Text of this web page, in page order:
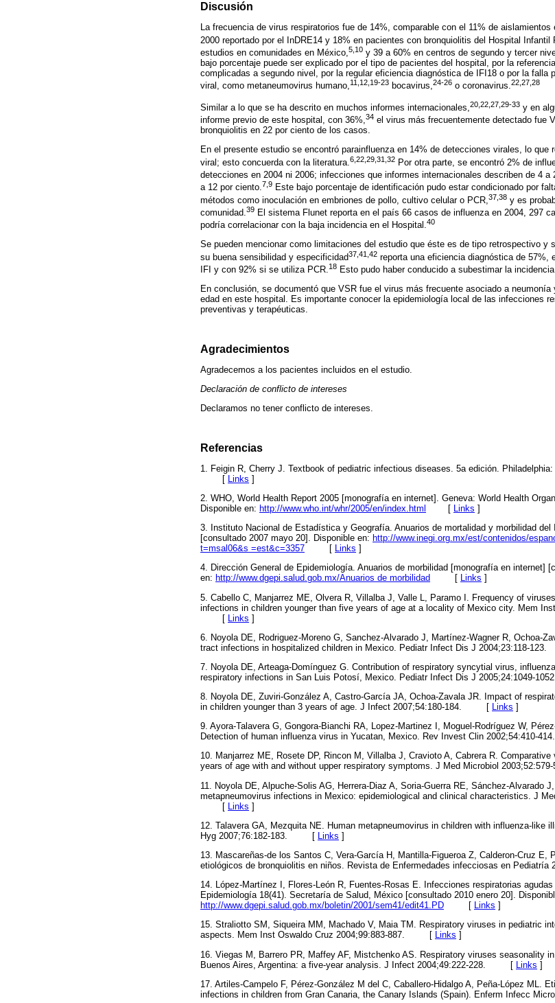
Discusión
La frecuencia de virus respiratorios fue de 14%, comparable con el 11% de
2000 reportado por el InDRE14 y 18% en pacientes con bronquiolitis del Hospital Infantil
estudios en comunidades en México, 5,10 y 39 a 60% en centros de segundo y tercer
bajo porcentaje puede ser explicado por el tipo de pacientes del hospital, por la
complicadas a segundo nivel, por la regular eficiencia diagnóstica de IFI18 o por la falla
viral, como metaneumovirus humano,11,12,19-23 bocavirus,24-26 o coronavirus.22,27,28
Similar a lo que se ha descrito en muchos informes internacionales, 20,22,27,29-33 y en
informe previo de este hospital, con 36%,34 el virus más frecuentemente detectado fue
bronquiolitis en 22 por ciento de los casos.
En el presente estudio se encontró parainfluenza en 14% de detecciones virales, lo que
viral; esto concuerda con la literatura. 6,22,29,31,32 Por otra parte, se encontró 2% de
detecciones en 2004 ni 2006; infecciones que informes internacionales describen de 4 a
a 12 por ciento.7,9 Este bajo porcentaje de identificación pudo estar condicionado por
métodos como inoculación en embriones de pollo, cultivo celular o PCR, 37,38 y es
comunidad. 39 El sistema Flunet reporta en el país 66 casos de influenza en 2004, 297
podría correlacionar con la baja incidencia en el Hospital.40
Se pueden mencionar como limitaciones del estudio que éste es de tipo retrospectivo y
su buena sensibilidad y especificidad37,41,42 reporta una eficiencia diagnóstica de 57%,
IFI y con 92% si se utiliza PCR.18 Esto pudo haber conducido a subestimar la
En conclusión, se documentó que VSR fue el virus más frecuente asociado a
edad en este hospital. Es importante conocer la epidemiología local de las infecciones
preventivas y terapéuticas.
Agradecimientos
Agradecemos a los pacientes incluidos en el estudio.
Declaración de conflicto de intereses
Declaramos no tener conflicto de intereses.
Referencias
1. Feigin R, Cherry J. Textbook of pediatric infectious diseases. 5a edición.
[
Links ]
2. WHO, World Health Report 2005 [monografía en internet]. Geneva: World Health
Disponible en: http://www.who.int/whr/2005/en/index.html [ Links ]
3. Instituto Nacional de Estadística y Geografía. Anuarios de mortalidad y morbilidad del
[consultado 2007 mayo 20]. Disponible en: http://www.inegi.org.mx/est/contenidos/
t=msal06&s =est&c=3357
[ Links ]
4. Dirección General de Epidemiología. Anuarios de morbilidad [monografía en internet]
en: http://www.dgepi.salud.gob.mx/Anuarios de morbilidad [ Links ]
5. Cabello C, Manjarrez ME, Olvera R, Villalba J, Valle L, Paramo I. Frequency of
infections in children younger than five years of age at a locality of Mexico city. Mem
[ Links ]
6. Noyola DE, Rodriguez-Moreno G, Sanchez-Alvarado J, Martínez-Wagner R, Ochoa-
tract infections in hospitalized children in Mexico. Pediatr Infect Dis J 2004;23:118-
7. Noyola DE, Arteaga-Domínguez G. Contribution of respiratory syncytial virus,
respiratory infections in San Luis Potosí, Mexico. Pediatr Infect Dis J
8. Noyola DE, Zuviri-González A, Castro-García JA, Ochoa-Zavala JR. Impact of
in children younger than 3 years of age. J Infect 2007;54:180-184. [ Links ]
9. Ayora-Talavera G, Gongora-Bianchi RA, Lopez-Martinez I, Moguel-Rodríguez W,
Detection of human influenza virus in Yucatan, Mexico. Rev Invest Clin
10. Manjarrez ME, Rosete DP, Rincon M, Villalba J, Cravioto A, Cabrera R.
years of age with and without upper respiratory symptoms. J Med Microbiol
11. Noyola DE, Alpuche-Solis AG, Herrera-Diaz A, Soria-Guerra RE, Sánchez-Alvarado
metapneumovirus infections in Mexico: epidemiological and clinical characteristics. J
[ Links ]
12. Talavera GA, Mezquita NE. Human metapneumovirus in children with influenza-like
Hyg 2007;76:182-183. [
Links ]
13. Mascareñas-de los Santos C, Vera-García H, Mantilla-Figueroa Z, Calderon-Cruz E,
etiológicos de bronquiolitis en niños. Revista de Enfermedades infecciosas en
14. López-Martínez I, Flores-León R, Fuentes-Rosas E. Infecciones respiratorias
Epidemiología 18(41). Secretaría de Salud, México [consultado 2010 enero 20].
http://www.dgepi.salud.gob.mx/boletin/2001/sem41/edit41.PD
[ Links ]
15. Straliotto SM, Siqueira MM, Machado V, Maia TM. Respiratory viruses in pediatric
aspects. Mem Inst Oswaldo Cruz 2004;99:883-887. [ Links ]
16. Viegas M, Barrero PR, Maffey AF, Mistchenko AS. Respiratory viruses seasonality
Buenos Aires, Argentina: a five-year analysis. J Infect 2004;49:222-228. [ Links ]
17. Artiles-Campelo F, Pérez-González M del C, Caballero-Hidalgo A, Peña-López ML.
infections in children from Gran Canaria, the Canary Islands (Spain). Enferm Infecc